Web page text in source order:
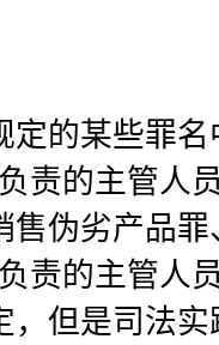
的某些罪名
责的主管人
售伪劣产品
责的主管人
，但是司法